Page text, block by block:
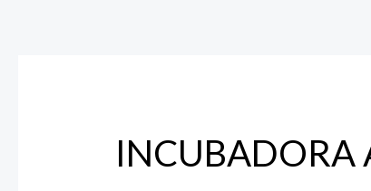
INCUBADORA